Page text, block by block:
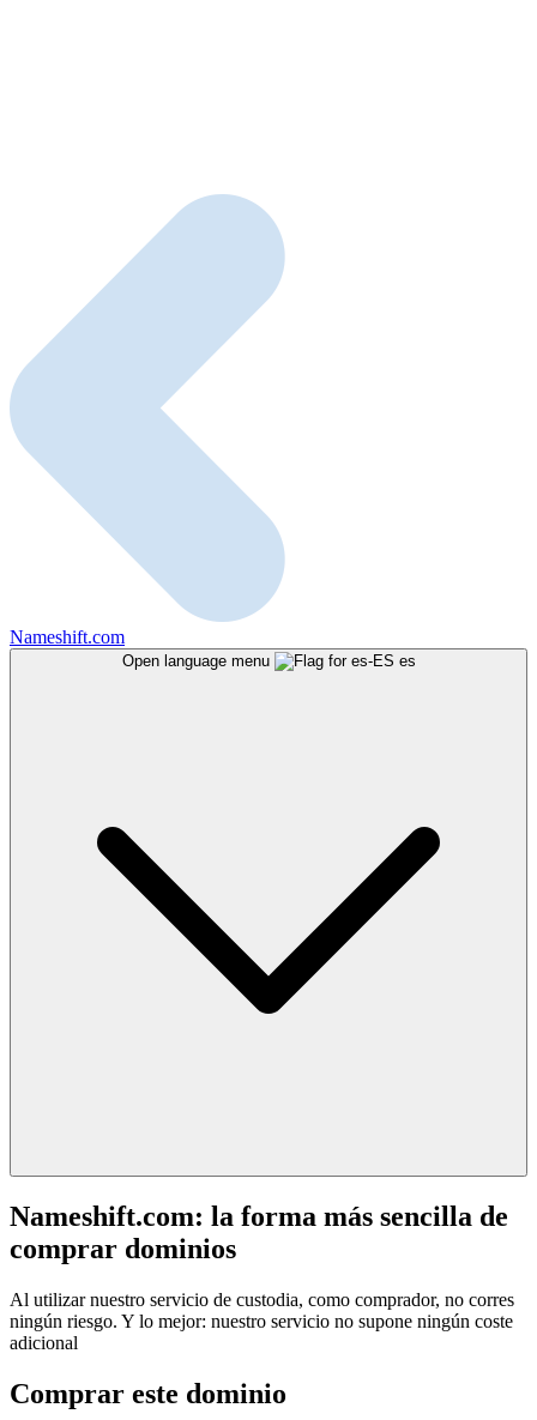
Nameshift.com
Open language menu es
Nameshift.com: la forma más sencilla de
comprar dominios
Al utilizar nuestro servicio de custodia, como comprador, no corres
ningún riesgo. Y lo mejor: nuestro servicio no supone ningún coste
adicional
Comprar este dominio